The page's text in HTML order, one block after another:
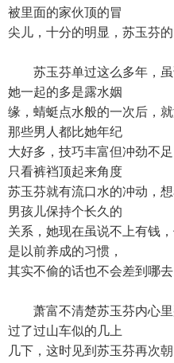
被里面的家伙顶的冒
尖儿，十分的明显，苏玉芬
苏玉芬单过这么多年，虽
她一起的多是露水姻
缘，蜻蜓点水般的一次后，
那些男人都比她年纪
大好多，技巧丰富但冲劲不
只看裤裆顶起来角度
苏玉芬就有流口水的冲动，
男孩儿保持个长久的
关系，她现在虽说不上有钱
是以前养成的习惯，
其实不偷的话也不会差到哪去
萧富不清楚苏玉芬内心里
过了过山车似的几上
几下，这时见到苏玉芬再次